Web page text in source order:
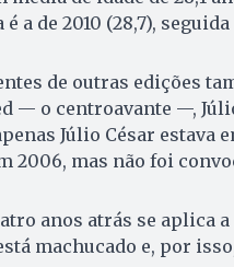
a de 2010 (28,7), seguida
de outras edições
— o centroavante —,
Júlio César estava
mas não foi
anos atrás se aplica
machucado e, por